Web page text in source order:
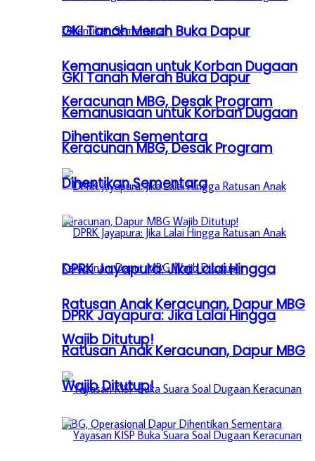
GKI Tanah Merah Buka Dapur
Kemanusiaan untuk Korban Dugaan
Keracunan MBG, Desak Program
Dihentikan Sementara
DPRK Jayapura: Jika Lalai Hingga
Ratusan Anak Keracunan, Dapur MBG
Wajib Ditutup!
GKI Tanah Merah Buka Dapur
Kemanusiaan untuk Korban Dugaan
Keracunan MBG, Desak Program
Dihentikan Sementara
DPRK Jayapura: Jika Lalai Hingga
Ratusan Anak Keracunan, Dapur MBG
Wajib Ditutup!